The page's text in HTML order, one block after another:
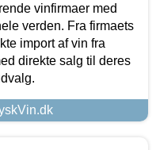
vinfirmaer med
verden. Fra firmaets
import af vin fra
direkte salg til deres